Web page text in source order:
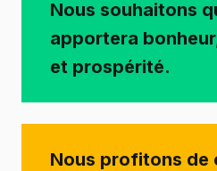
Nous souhaitons
apportera
et prospérité.
Nous profitons de